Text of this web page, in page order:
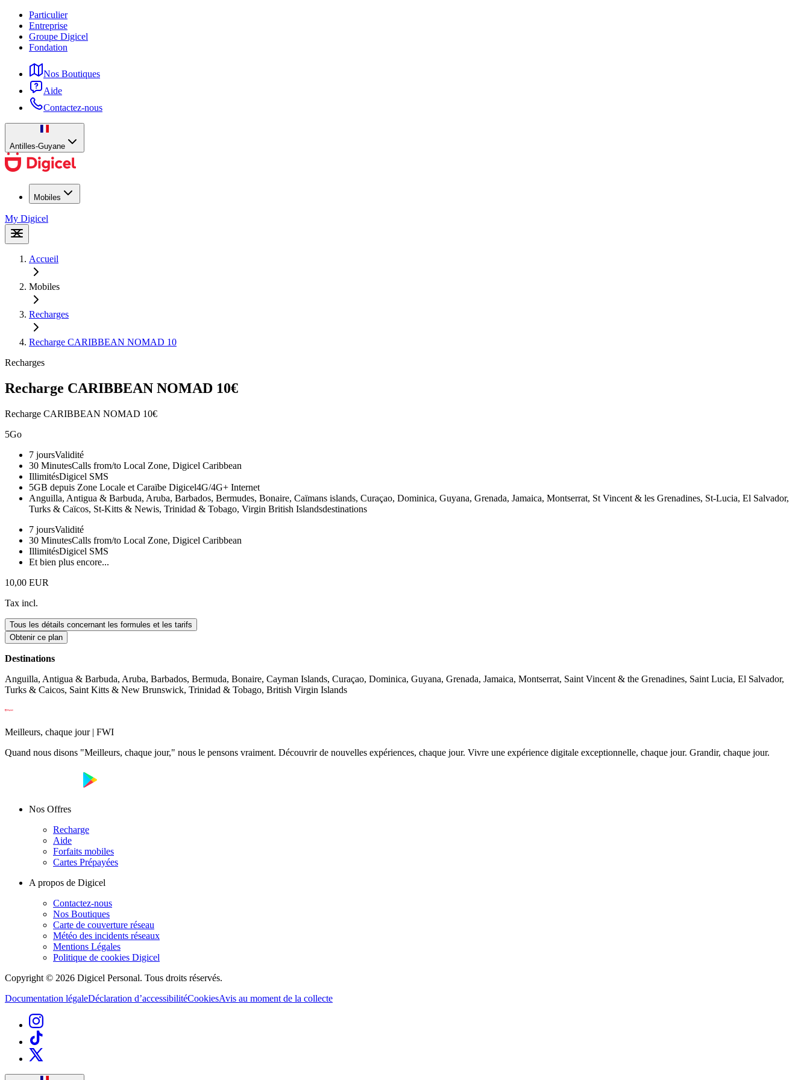
Particulier
Entreprise
Groupe Digicel
Fondation
Nos Boutiques
Aide
Contactez-nous
Antilles-Guyane
Mobiles
My Digicel
Accueil
Mobiles
Recharges
Recharge CARIBBEAN NOMAD 10
Recharges
Recharge CARIBBEAN NOMAD 10€
Recharge CARIBBEAN NOMAD 10€
5Go
7 joursValidité
30 MinutesCalls from/to Local Zone, Digicel Caribbean
IllimitésDigicel SMS
5GB depuis Zone Locale et Caraïbe Digicel4G/4G+ Internet
Anguilla, Antigua & Barbuda, Aruba, Barbados, Bermudes, Bonaire, Caïmans islands, Curaçao, Dominica, Guyana, Grenada, Jamaica, Montserrat, St Vincent & les Grenadines, St-Lucia, El Salvador,
Turks & Caïcos, St-Kitts & Newis, Trinidad & Tobago, Virgin British Islandsdestinations
7 joursValidité
30 MinutesCalls from/to Local Zone, Digicel Caribbean
IllimitésDigicel SMS
Et bien plus encore...
10,00 EUR
Tax incl.
Tous les détails concernant les formules et les tarifs
Obtenir ce plan
Destinations
Anguilla, Antigua & Barbuda, Aruba, Barbados, Bermuda, Bonaire, Cayman Islands, Curaçao, Dominica, Guyana, Grenada, Jamaica, Montserrat, Saint Vincent & the Grenadines, Saint Lucia, El Salvador,
Turks & Caicos, Saint Kitts & New Brunswick, Trinidad & Tobago, British Virgin Islands
Meilleurs, chaque jour | FWI
Quand nous disons "Meilleurs, chaque jour," nous le pensons vraiment. Découvrir de nouvelles expériences, chaque jour. Vivre une expérience digitale exceptionnelle, chaque jour. Grandir, chaque jour.
Nos Offres
Recharge
Aide
Forfaits mobiles
Cartes Prépayées
A propos de Digicel
Contactez-nous
Nos Boutiques
Carte de couverture réseau
Météo des incidents réseaux
Mentions Légales
Politique de cookies Digicel
Copyright © 2026 Digicel Personal. Tous droits réservés.
Documentation légaleDéclaration d’accessibilitéCookiesAvis au moment de la collecte